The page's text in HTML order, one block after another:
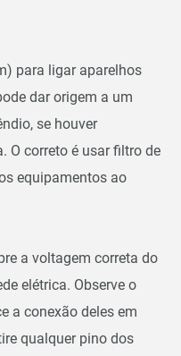
para ligar aparelhos
dar origem a um
se houver
O correto é usar filtro de
equipamentos ao
a voltagem correta do
elétrica. Observe o
a conexão deles em
qualquer pino dos